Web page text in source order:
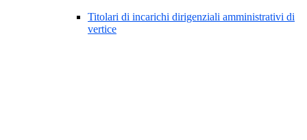
Titolari di incarichi dirigenziali amministrativi di
vertice